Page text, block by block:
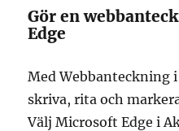
Gör en
Edge
Med Webbanteckning
skriva, rita och
Välj Microsoft Edge i